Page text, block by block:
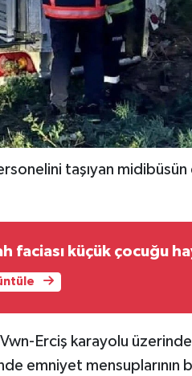
taşıyan
faciası küçük çocuğu
Erciş karayolu
emniyet mensuplarının